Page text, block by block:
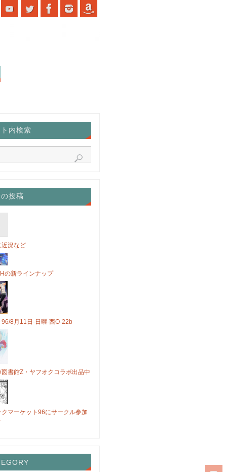
内検索
投稿
近況など
の新ラインナップ
96/8月11日-日曜-西O-22b
図書館Z・ヤフオクコラボ出品中
クマーケット96にサークル参加